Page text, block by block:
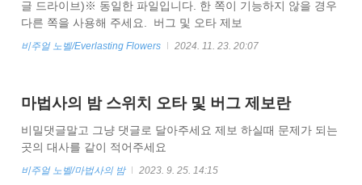
글 드라이브)※ 동일한 파일입니다. 한 쪽이 기능하지 않을 경우
다른 쪽을 사용해 주세요. 버그 및 오타 제보
란 https://myskrpatch.tistory.com/223 사용법 * 1.07을 기준으
어씌워 주세요. 3. 실행 후 언어 설정의 디폴트 값이 한국어로 되
어 있을 텐데, 아닐 경우 Korean으로 바꾸시면 됩니다.
비주얼 노벨/Everlasting Flowers 2024. 11. 23. 20:07
마법사의 밤 스위치 오타 및 버그 제보란
비밀댓글말고 그냥 댓글로 달아주세요 제보 하실때 문제가 되는
곳의 대사를 같이 적어주세요
비주얼 노벨/마법사의 밤 2023. 9. 25. 14:15